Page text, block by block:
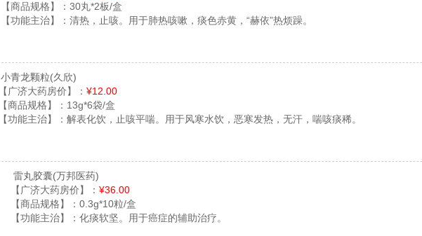
【商品规格】： 30丸*2板/盒
【功能主治】： 清热，止咳。用于肺热咳嗽，痰色赤黄，“赫依”热烦躁。
小青龙颗粒(久欣)
【广济大药房价】： ¥12.00
【商品规格】： 13g*6袋/盒
【功能主治】： 解表化饮，止咳平喘。用于风寒水饮，恶寒发热，无汗，喘咳痰稀。
雷丸胶囊(万邦医药)
【广济大药房价】： ¥36.00
【商品规格】： 0.3g*10粒/盒
【功能主治】： 化痰软坚。用于癌症的辅助治疗。